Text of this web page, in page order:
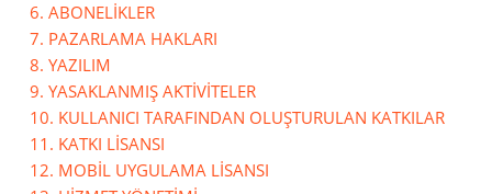
6. ABONELİKLER
7. PAZARLAMA HAKLARI
8. YAZILIM
9. YASAKLANMIŞ AKTİVİTELER
10. KULLANICI TARAFINDAN OLUŞTURULAN KATKILAR
11. KATKI LİSANSI
12. MOBİL UYGULAMA LİSANSI